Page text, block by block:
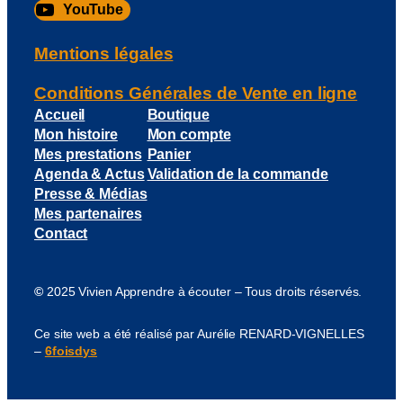
YouTube
Mentions légales
Conditions Générales de Vente en ligne
Accueil
Mon histoire
Mes prestations
Agenda & Actus
Presse & Médias
Mes partenaires
Contact
Boutique
Mon compte
Panier
Validation de la commande
© 2025 Vivien Apprendre à écouter – Tous droits réservés.
Ce site web a été réalisé par Aurélie RENARD-VIGNELLES
– 6foisdys